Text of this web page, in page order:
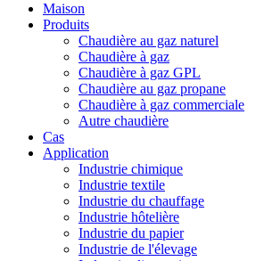
Maison
Produits
Chaudière au gaz naturel
Chaudière à gaz
Chaudière à gaz GPL
Chaudière au gaz propane
Chaudière à gaz commerciale
Autre chaudière
Cas
Application
Industrie chimique
Industrie textile
Industrie du chauffage
Industrie hôtelière
Industrie du papier
Industrie de l'élevage